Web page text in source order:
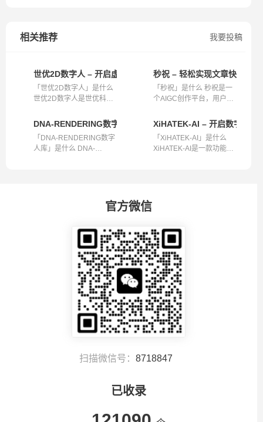
我要投稿
相关推荐
世优2D数字人 – 开启虚拟新体验
「世优2D数字人」是什么
世优2D数字人是世优科技
秒祝 – 轻松实现文章快速转视
「秒祝」是什么 秒祝是一
个AIGC创作平台，用户在
DNA-RENDERING数字人库 – 高保真大规模数字人资源
「DNA-RENDERING数字
人库」是什么 DNA-
XiHATEK-AI – 开启数字人多
「XiHATEK-AI」是什么
XiHATEK-AI是一款功能强
官方微信
扫描微信号： 8718847
已收录